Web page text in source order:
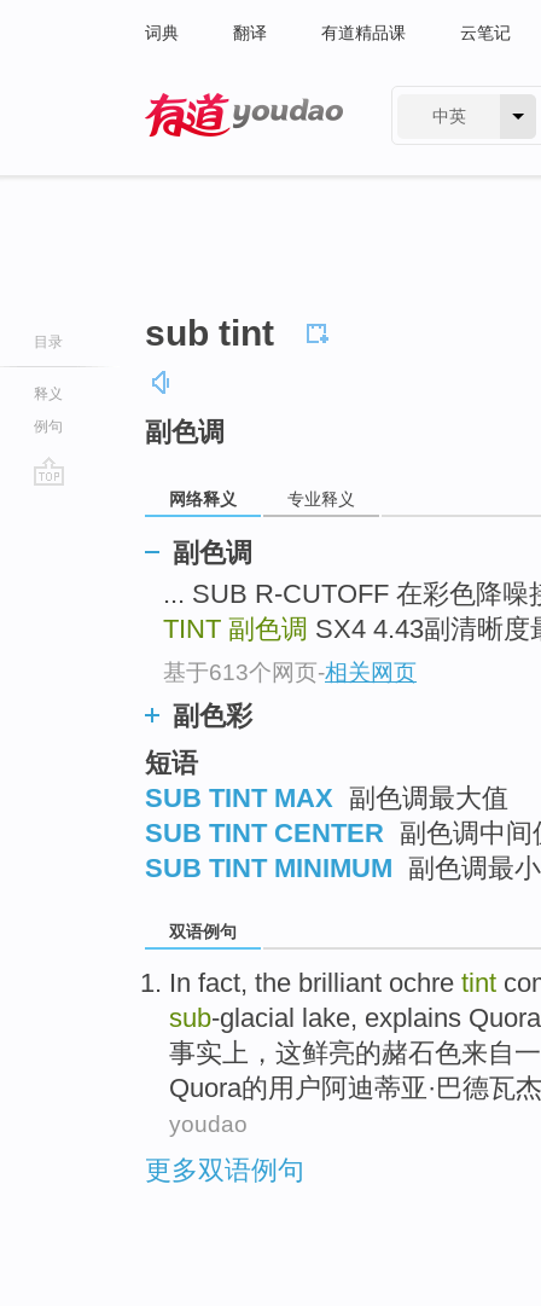
词典 翻译 有道精品课 云笔记
中英
目录
释义
例句
sub tint
副色调
网络释义 专业释义
副色调
... SUB R-CUTOFF 在彩色降
TINT 副色调 SX4 4.43副清晰度
基于613个网页-相关网页
副色彩
短语
SUB TINT MAX 副色调最大值
SUB TINT CENTER 副色调中间
SUB TINT MINIMUM 副色调最
双语例句
In fact, the brilliant ochre tint
sub-glacial lake, explains Quora
事实上 ， 这鲜亮的赭石色来自
Quora的用户阿迪蒂亚·巴德瓦
youdao
更多双语例句